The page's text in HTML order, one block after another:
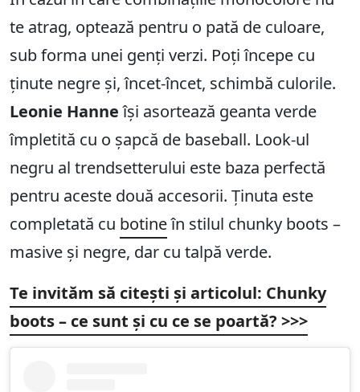
te atrag, optează pentru o pată de culoare,
sub forma unei genți verzi. Poți începe cu
ținute negre și, încet-încet, schimbă culorile.
Leonie Hanneîși asortează geanta verde
împletită cu o șapcă de baseball. Look-ul
negru al trendsetterului este baza perfectă
pentru aceste două accesorii. Ținuta este
completată cu botineîn stilul chunky boots –
masive și negre, dar cu talpă verde.
Te invităm să citești și articolul: Chunky
boots – ce sunt și cu ce se poartă? >>>